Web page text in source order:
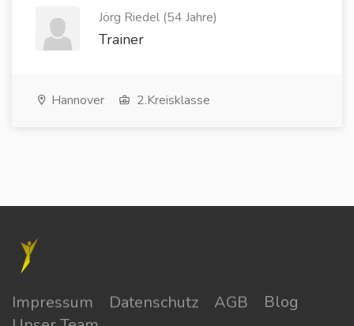
Jörg Riedel (54 Jahre)
Trainer
Hannover 2.Kreisklasse
Impressum Datenschutz AGB
Blog